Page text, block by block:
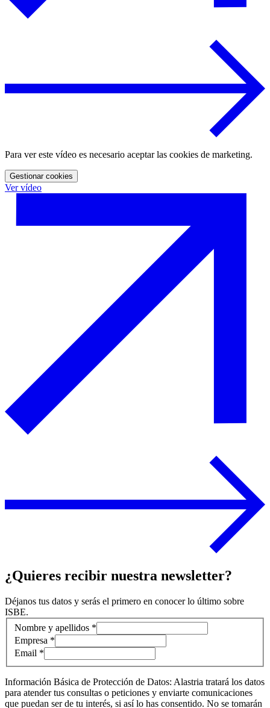
Para ver este vídeo es necesario aceptar las cookies de marketing.
Gestionar cookies
Ver vídeo
¿Quieres recibir nuestra newsletter?
Déjanos tus datos y serás el primero en conocer lo último sobre
ISBE.
Información de contacto
Nombre y apellidos *
Empresa *
Email *
Información Básica de Protección de Datos: Alastria tratará los datos
para atender tus consultas o peticiones y enviarte comunicaciones
que puedan ser de tu interés, si así lo has consentido. No se tomarán